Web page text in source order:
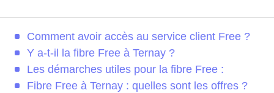
Comment avoir accès au service client Free ?
Y a-t-il la fibre Free à Ternay ?
Les démarches utiles pour la fibre Free :
Fibre Free à Ternay : quelles sont les offres ?